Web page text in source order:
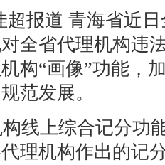
超报道 青海省近
全省代理机构违
构“画像”功能，
范发展。
线上综合记分功
理机构作出的记